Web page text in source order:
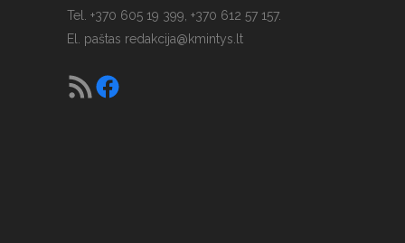
Tel. +370 605 19 399, +370 612 57 157.
El. paštas redakcija@kmintys.lt